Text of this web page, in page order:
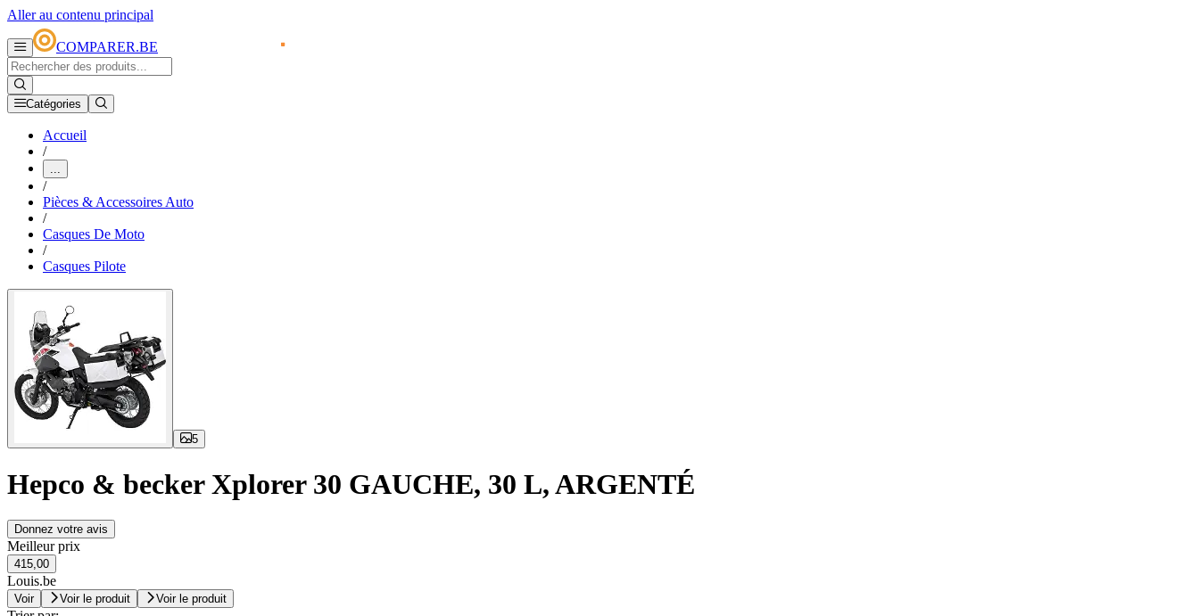
Aller au contenu principal
COMPARER.BE
Catégories
Accueil
/
...
/
Pièces & Accessoires Auto
/
Casques De Moto
/
Casques Pilote
5
Hepco & becker Xplorer 30 GAUCHE, 30 L, ARGENTÉ
Donnez votre avis
Meilleur prix
415,00
Louis.be
Voir Voir le produit Voir le produit